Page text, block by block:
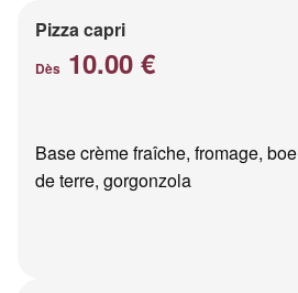
Pizza capri
Dès 10.00 €
Base crème fraîche, fromage,
de terre, gorgonzola